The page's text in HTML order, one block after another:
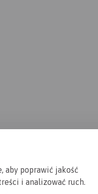
aby poprawić jakość
i analizować ruch.